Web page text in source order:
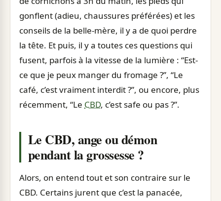
gonflent (adieu, chaussures préférées) et les
conseils de la belle-mère, il y a de quoi perdre
la tête. Et puis, il y a toutes ces questions qui
fusent, parfois à la vitesse de la lumière : “Est-
ce que je peux manger du fromage ?”, “Le
café, c’est vraiment interdit ?”, ou encore, plus
récemment, “Le CBD, c’est safe ou pas ?”.
Le CBD, ange ou démon
pendant la grossesse ?
Alors, on entend tout et son contraire sur le
CBD. Certains jurent que c’est la panacée,